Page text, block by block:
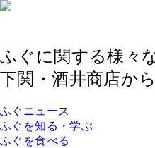
ふぐに関する様々
下関・酒井商店か
ふぐニュース
ふぐを知る・学ぶ
ふぐを食べる